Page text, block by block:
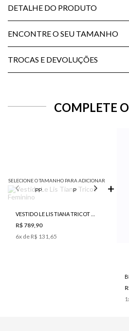
DETALHE DO PRODUTO
ENCONTRE O SEU TAMANHO
TROCAS E DEVOLUÇÕES
COMPLETE
SELECIONE O TAMANHO PARA ADICIONAR
PP P M
R$ 789,90
6x de R$ 131,65
1